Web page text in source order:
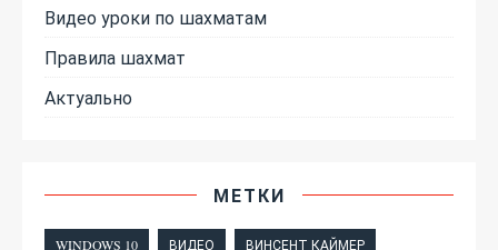
Видео уроки по шахматам
Правила шахмат
Актуально
МЕТКИ
WINDOWS 10 ВИДЕО ВИНСЕНТ КАЙМЕР